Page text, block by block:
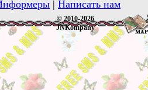
| Написать нам
© 2010-2026
JNKompany